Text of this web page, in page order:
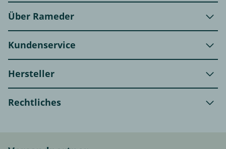
Über Rameder
Kundenservice
Hersteller
Rechtliches